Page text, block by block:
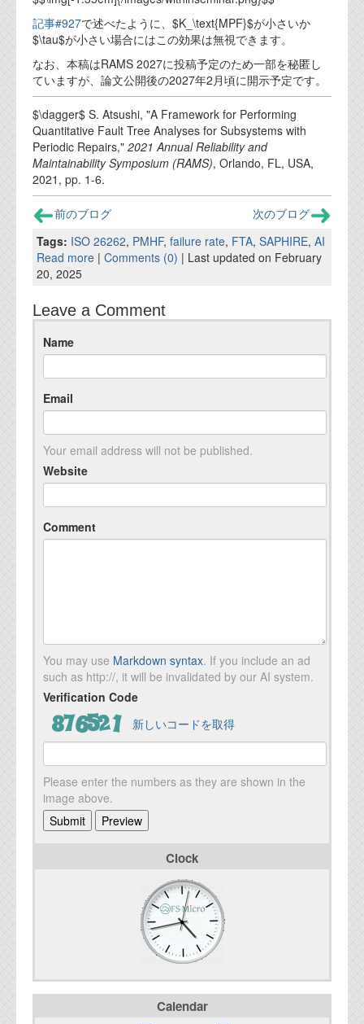
記事#927で述べたように、$K_\text{MPF}$が小さいか
$\tau$が小さい場合にはこの効果は無視できます。
なお、本稿はRAMS 2027に投稿予定のため一部を秘匿し
ていますが、論文公開後の2027年2月頃に開示予定です。
$\dagger$ S. Atsushi, "A Framework for Performing
Quantitative Fault Tree Analyses for Subsystems with
Periodic Repairs," 2021 Annual Reliability and
Maintainability Symposium (RAMS), Orlando, FL, USA,
2021, pp. 1-6.
前のブログ
次のブログ
Tags: ISO 26262, PMHF, failure rate, FTA, SAPHIRE, AI
Read more | Comments (0) | Last updated on February
20, 2025
Leave a Comment
Name
Email
Your email address will not be published.
Website
Comment
You may use Markdown syntax. If you include an ad
such as http://, it will be invalidated by our AI system.
Verification Code
新しいコードを取得
Please enter the numbers as they are shown in the
image above.
Clock
Calendar